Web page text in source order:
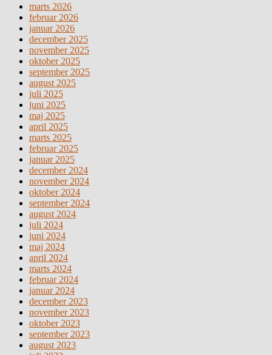
marts 2026
februar 2026
januar 2026
december 2025
november 2025
oktober 2025
september 2025
august 2025
juli 2025
juni 2025
maj 2025
april 2025
marts 2025
februar 2025
januar 2025
december 2024
november 2024
oktober 2024
september 2024
august 2024
juli 2024
juni 2024
maj 2024
april 2024
marts 2024
februar 2024
januar 2024
december 2023
november 2023
oktober 2023
september 2023
august 2023